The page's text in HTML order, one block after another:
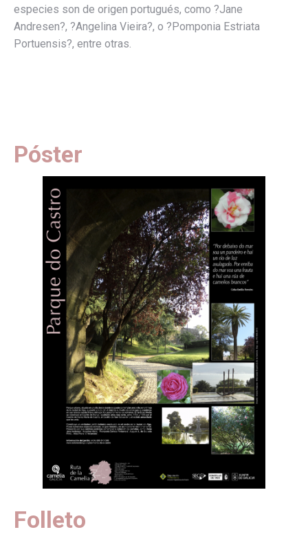
especies son de origen portugués, como ?Jane
Andresen?, ?Angelina Vieira?, o ?Pomponia Estriata
Portuensis?, entre otras.
Póster
Folleto